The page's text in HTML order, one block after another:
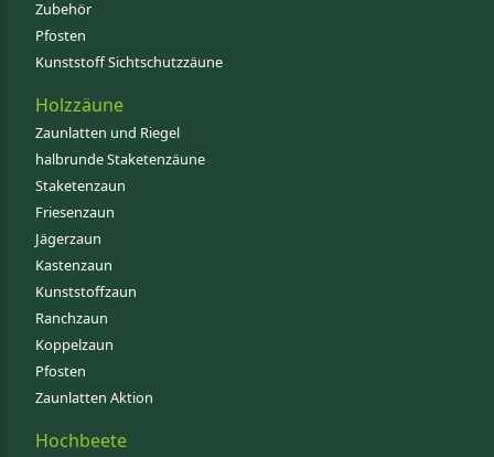
Zubehör
Pfosten
Kunststoff Sichtschutzzäune
Holzzäune
Zaunlatten und Riegel
halbrunde Staketenzäune
Staketenzaun
Friesenzaun
Jägerzaun
Kastenzaun
Kunststoffzaun
Ranchzaun
Koppelzaun
Pfosten
Zaunlatten Aktion
Hochbeete